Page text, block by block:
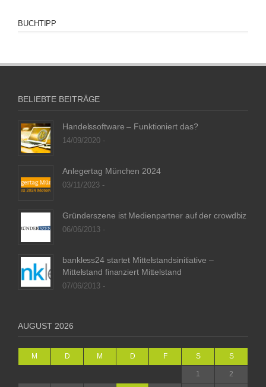
BUCHTIPP
BELIEBTE BEITRÄGE
Handelssoftware – Funktioniert das?
14/09/2020 -
Anlegertag München 2024
03/11/2023 -
Gründerszene ist Medienpartner auf der crowdbiz
06/06/2013 -
bankless24 startet Mittelstandsinitiative –
Mittelstand finanziert Mittelstand
07/06/2013 -
AUGUST 2026
M D M D F S S
1 2